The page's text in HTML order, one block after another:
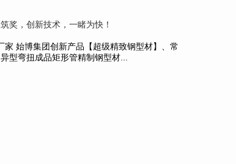
奖，创新技术，一睹为快！
始博集团创新产品【超级精致钢型材】、常
型弯扭成品矩形管精制钢型材...